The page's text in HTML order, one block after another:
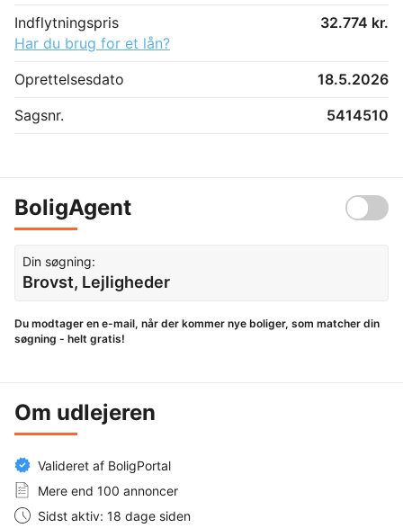
Indflytningspris
32.774 kr.
Har du brug for et lån?
Oprettelsesdato
18.5.2026
Sagsnr.
5414510
BoligAgent
Din søgning:
Brovst, Lejligheder
Du modtager en e-mail, når der kommer nye boliger, som matcher din
søgning - helt gratis!
Om udlejeren
Valideret af BoligPortal
Mere end 100 annoncer
Sidst aktiv: 18 dage siden